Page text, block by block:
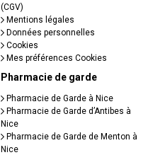
(CGV)
Mentions légales
Données personnelles
Cookies
Mes préférences Cookies
Pharmacie de garde
Pharmacie de Garde à Nice
Pharmacie de Garde d’Antibes à
Nice
Pharmacie de Garde de Menton à
Nice